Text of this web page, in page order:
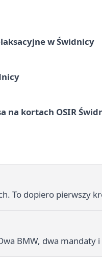
w Świdnicy
na kortach OSIR
To dopiero pierwszy
BMW, dwa mandaty